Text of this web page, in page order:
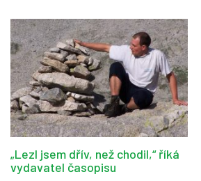
„Lezl jsem dřív, než chodil,“ říká
vydavatel časopisu